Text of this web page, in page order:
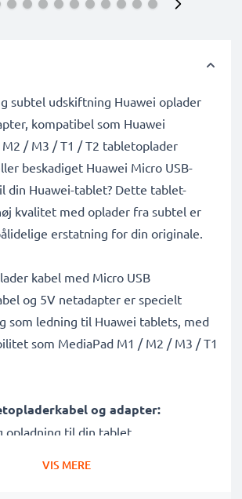
subtel udskiftning Huawei oplader
kompatibel som Huawei
/ M3 / T1 / T2 tabletoplader
beskadiget Huawei Micro USB-
din Huawei-tablet? Dette tablet-
kvalitet med oplader fra subtel er
erstatning for din originale.
kabel med Micro USB
og 5V netadapter er specielt
som ledning til Huawei tablets, med
som MediaPad M1 / M2 / M3 / T1
og adapter:
opladning til din tablet
VIS MERE